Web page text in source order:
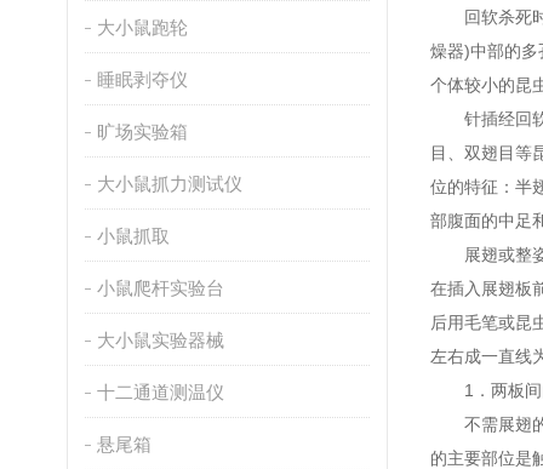
大小鼠跑轮
睡眠剥夺仪
旷场实验箱
大小鼠抓力测试仪
小鼠抓取
小鼠爬杆实验台
大小鼠实验器械
十二通道测温仪
悬尾箱
回软杀死时
燥器)中部的
个体较小的昆
针插经回软
目、双翅目等
位的特征：半
部腹面的中足
展翅或整姿
在插入展翅板
后用毛笔或昆
左右成一直线
1．两板间
不需展翅的
的主要部位是